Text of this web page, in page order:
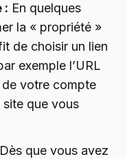
: En quelques
la « propriété »
de choisir un lien
exemple l’URL
votre compte
site que vous
Dès que vous avez